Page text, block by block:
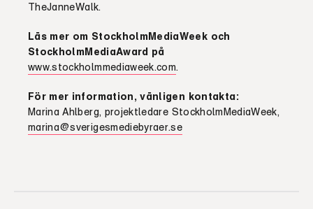
TheJanneWalk.
Läs mer om StockholmMediaWeek och
StockholmMediaAward på
www.stockholmmediaweek.com.
För mer information, vänligen kontakta:
Marina Ahlberg, projektledare StockholmMediaWeek,
marina@sverigesmediebyraer.se